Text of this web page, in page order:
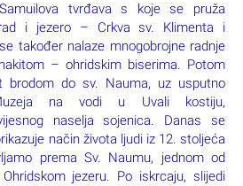
tvrđava s koje se pruža
i jezero – Crkva sv. Klimenta i
također nalaze mnogobrojne radnje
– ohridskim biserima. Potom
brodom do sv. Nauma, uz usputno
na vodi u Uvali kostiju,
naselja sojenica. Danas se
način života ljudi iz 12. stoljeća
prema Sv. Naumu, jednom od
jezeru. Po iskrcaju, slijedi